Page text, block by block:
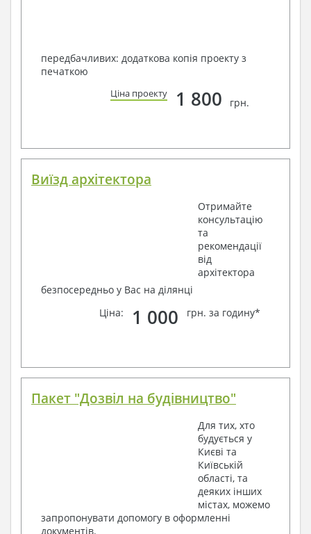
передбачливих: додаткова копія проекту з
печаткою
Ціна проекту 1 800 грн.
Виїзд архітектора
Отримайте
консультацію
та
рекомендації
від
архітектора
безпосередньо у Вас на ділянці
Ціна:
1 000 грн. за годину*
Пакет "Дозвіл на будівництво"
Для тих, хто
будується у
Києві та
Київській
області, та
деяких інших
містах, можемо
запропонувати допомогу в оформленні
документів.